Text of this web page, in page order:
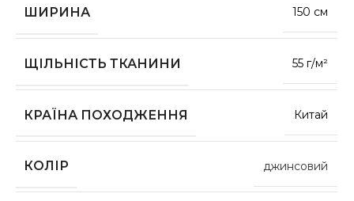
ШИРИНА 150 см
ЩІЛЬНІСТЬ ТКАНИНИ 55 г/м²
КРАЇНА ПОХОДЖЕННЯ Китай
КОЛІР джинсовий